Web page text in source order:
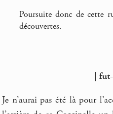
Poursuite donc de cette
découvertes.
|
Je n’aurai pas été là pour